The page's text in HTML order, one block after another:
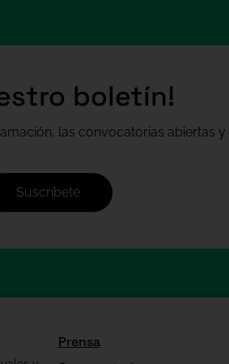
boletín!
las convocatorias abiertas y
Suscríbete
Prensa